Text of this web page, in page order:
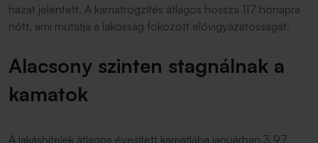
házat jelentett. A kamatrögzítés átlagos hossza 117 hónapra
nőtt, ami mutatja a lakosság fokozott elővigyázatosságát.
Alacsony szinten stagnálnak a
kamatok
A lakáshitelek átlagos évesített kamatlába januárban 3,97